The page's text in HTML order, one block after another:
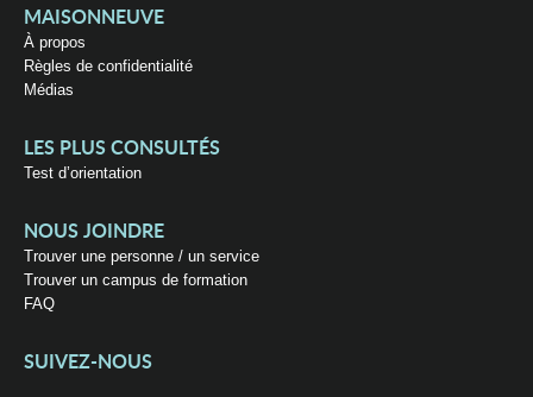
MAISONNEUVE
À propos
Règles de confidentialité
Médias
LES PLUS CONSULTÉS
Test d’orientation
NOUS JOINDRE
Trouver une personne / un service
Trouver un campus de formation
FAQ
SUIVEZ-NOUS